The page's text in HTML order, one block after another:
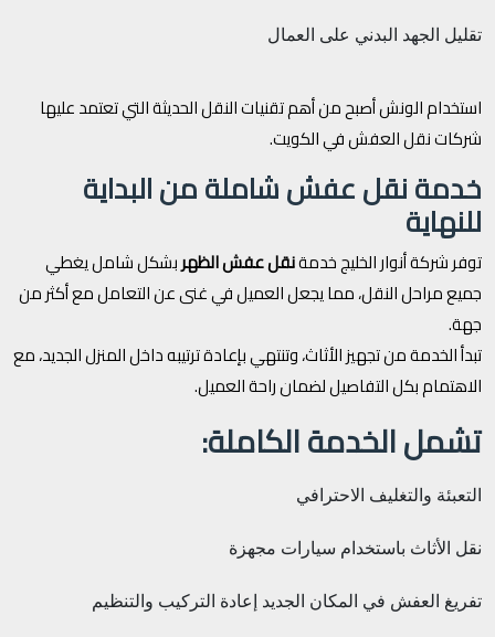
تقليل الجهد البدني على العمال
استخدام الونش أصبح من أهم تقنيات النقل الحديثة التي تعتمد عليها
شركات نقل العفش في الكويت.
خدمة نقل عفش شاملة من البداية
للنهاية
توفر شركة أنوار الخليج خدمةنقل عفش الظهربشكل شامل يغطي
جميع مراحل النقل، مما يجعل العميل في غنى عن التعامل مع أكثر من
جهة.
تبدأ الخدمة من تجهيز الأثاث، وتنتهي بإعادة ترتيبه داخل المنزل الجديد، مع
الاهتمام بكل التفاصيل لضمان راحة العميل.
تشمل الخدمة الكاملة:
التعبئة والتغليف الاحترافي
نقل الأثاث باستخدام سيارات مجهزة
تفريغ العفش في المكان الجديد إعادة التركيب والتنظيم